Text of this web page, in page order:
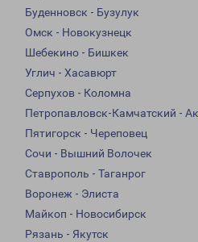
Буденновск - Бузулук
Омск - Новокузнецк
Шебекино - Бишкек
Углич - Хасавюрт
Серпухов - Коломна
Петропавловск-Камчатский -
Пятигорск - Череповец
Сочи - Вышний Волочек
Ставрополь - Таганрог
Воронеж - Элиста
Майкоп - Новосибирск
Рязань - Якутск